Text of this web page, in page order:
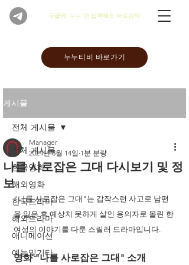
​구글에 '누누'만 입력해도 바로검색
누누티비 바로가기
게시물
전체 게시물
한국영화
해외영화
한국드라마
해외드라마
애니메이션
예능및기타
전체 게시물
나를 사로잡은 그대 다시보기 및 정
보
Manager
2024년 8월 14일 1분 분량
"나를 사로잡은 그대"는 갑작스런 사고로 남편
을 잃은 후 예상치 못하게 살인 용의자로 몰린 한
여성의 이야기를 다룬 스릴러 드라마입니다.
영화 "나를 사로잡은 그대" 소개